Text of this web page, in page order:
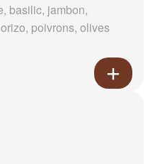
basilic, jambon,
poivrons, olives